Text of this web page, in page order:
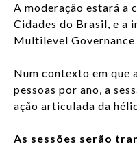
A moderação estará a
Cidades do Brasil, e a
Multilevel
Num contexto em que
pessoas por ano, a
ação articulada da
As sessões serão